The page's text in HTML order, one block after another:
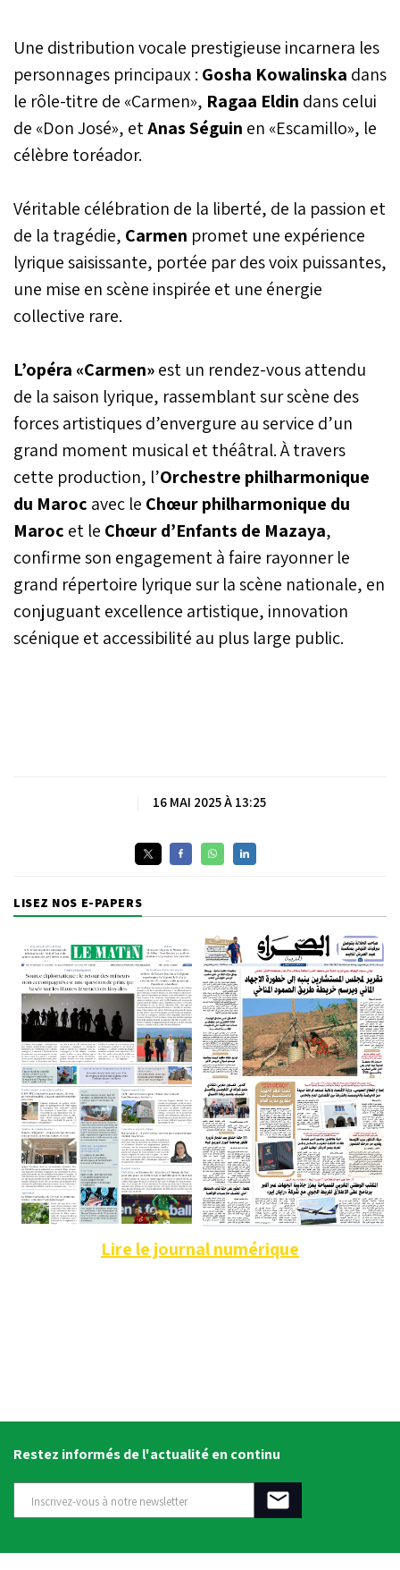
Singers, célèbre ensemble
vocal britannique issu de
Une distribution vocale prestigieuse incarnera les
personnages principaux : Gosha Kowalinska dans
le rôle-titre de «Carmen», Ragaa Eldin dans celui
de «Don José», etAnas Séguin en «Escamillo», le
célèbre toréador.
Véritable célébration de la liberté, de la passion et
de la tragédie, Carmen promet une expérience
lyrique saisissante, portée par des voix puissantes,
une mise en scène inspirée et une énergie
collective rare.
L’opéra «Carmen»est un rendez-vous attendu
de la saison lyrique, rassemblant sur scène des
forces artistiques d’envergure au service d’un
grand moment musical et théâtral. À travers
cette production, l’Orchestre philharmonique
du Maroc avec le Chœur philharmonique du
Maroc et le Chœur d’Enfants de Mazaya,
confirme son engagement à faire rayonner le
grand répertoire lyrique sur la scène nationale, en
conjuguant excellence artistique, innovation
scénique et accessibilité au plus large public.
16 MAI 2025 À 13:25
LISEZ NOS E-PAPERS
Lire le journal numérique
Restez informés de l'actualité en continu